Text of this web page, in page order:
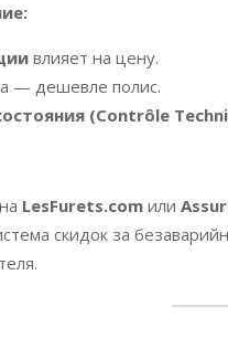
влияет на цену.
— дешевле полис.
(Contrôle
LesFurets.com или
скидок за